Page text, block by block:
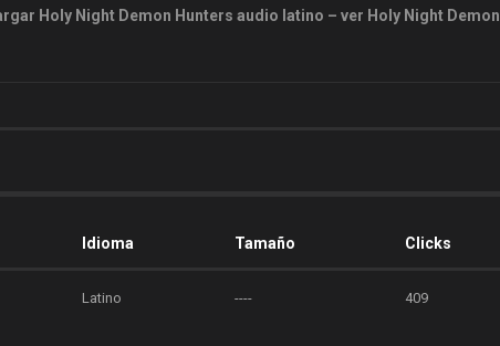
Holy Night Demon Hunters audio latino – ver Holy Night Demon
Idioma Tamaño Clicks
Latino ---- 409